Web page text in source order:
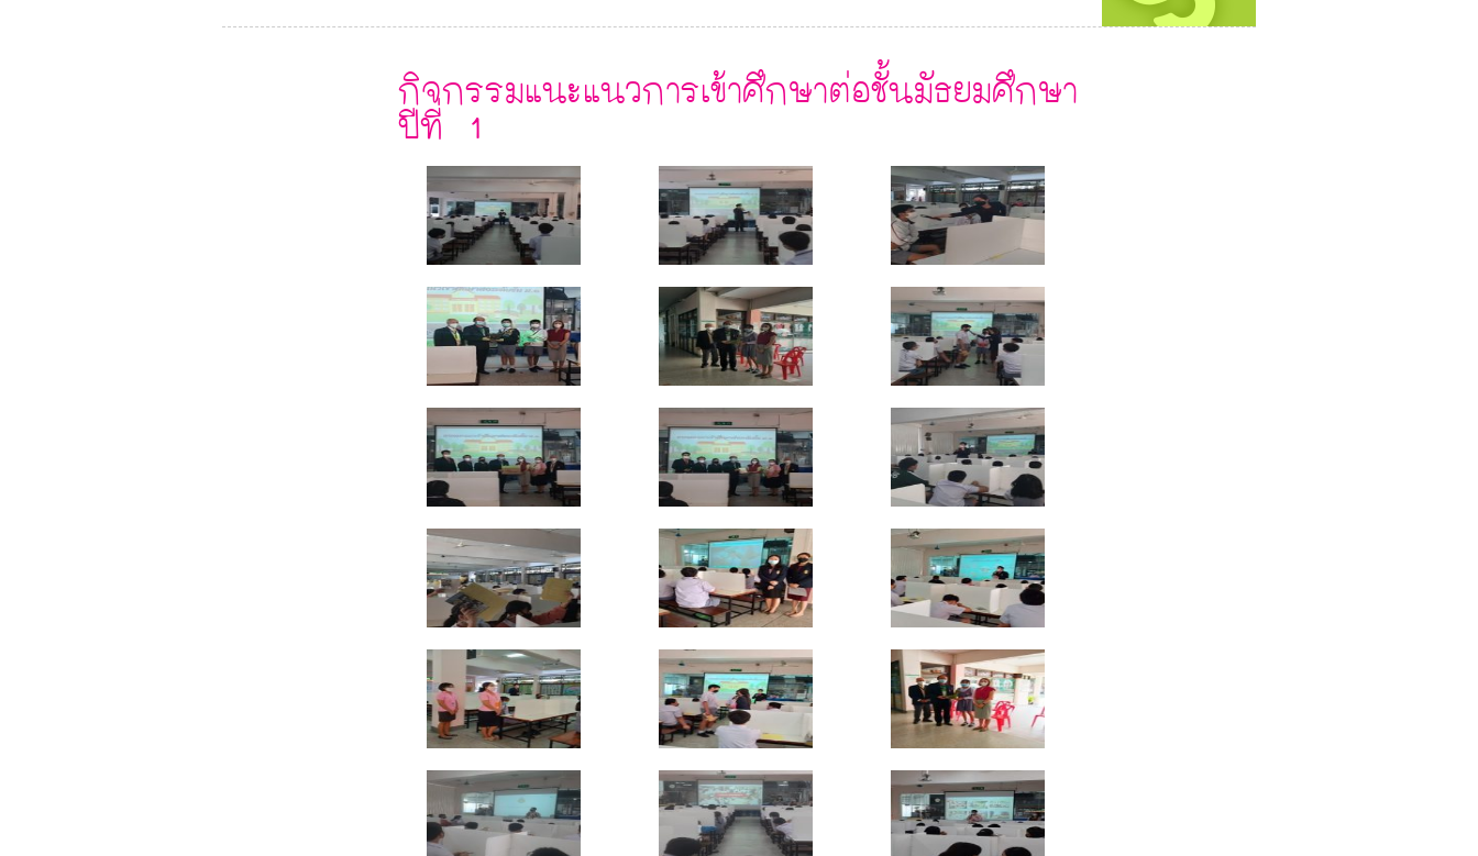
กิจกรรมแนะแนวการเข้าศึกษาต่อชั้นมัธยมศึกษา
ปีที่ 1